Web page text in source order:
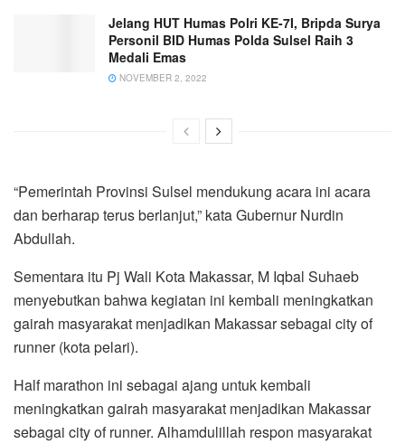
Jelang HUT Humas Polri KE-7I, Bripda Surya
Personil BID Humas Polda Sulsel Raih 3
Medali Emas
NOVEMBER 2, 2022
“Pemerintah Provinsi Sulsel mendukung acara ini acara
dan berharap terus berlanjut,” kata Gubernur Nurdin
Abdullah.
Sementara itu Pj Wali Kota Makassar, M Iqbal Suhaeb
menyebutkan bahwa kegiatan ini kembali meningkatkan
gairah masyarakat menjadikan Makassar sebagai city of
runner (kota pelari).
Half marathon ini sebagai ajang untuk kembali
meningkatkan gairah masyarakat menjadikan Makassar
sebagai city of runner. Alhamdulillah respon masyarakat